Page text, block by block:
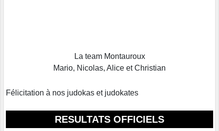
La team Montauroux
Mario, Nicolas, Alice et Christian
Félicitation à nos judokas et judokates
RESULTATS OFFICIELS